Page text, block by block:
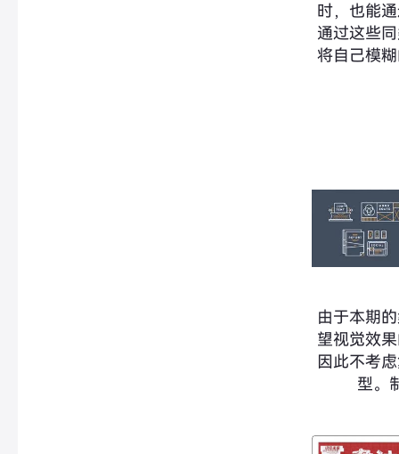
时，也能
通过这些
将自己模
由于本期
望视觉效
因此不考
型。